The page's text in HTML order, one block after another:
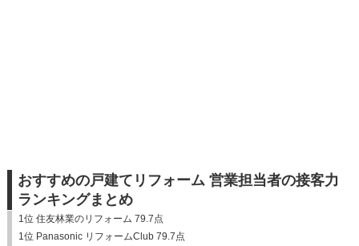
おすすめの戸建てリフォーム 営業担当者の接客力
ランキングまとめ
1位 住友林業のリフォーム 79.7点
1位 Panasonic リフォームClub 79.7点